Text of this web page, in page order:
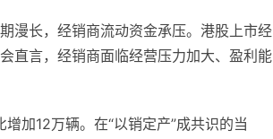
漫长，经销商流动资金承压。港股上市经
直言，经销商面临经营压力加大、盈利能
加12万辆。在“以销定产”成共识的当